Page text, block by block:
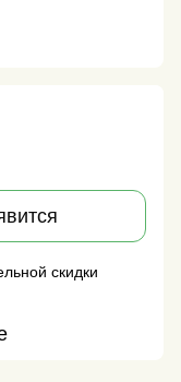
скидки